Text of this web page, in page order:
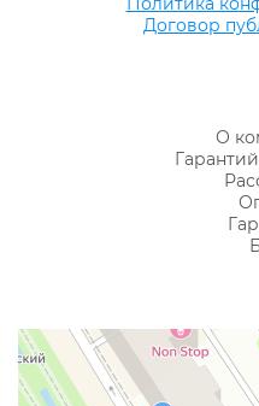
Договор
О